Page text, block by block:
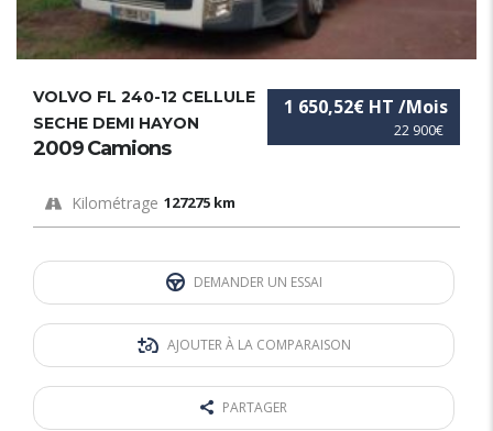
22 900€
1 650,52€ HT /Mois
VOLVO FL 240-12 CELLULE
SECHE DEMI HAYON
2009 Camions
Kilométrage 127275 km
DEMANDER UN ESSAI
AJOUTER À LA COMPARAISON
PARTAGER